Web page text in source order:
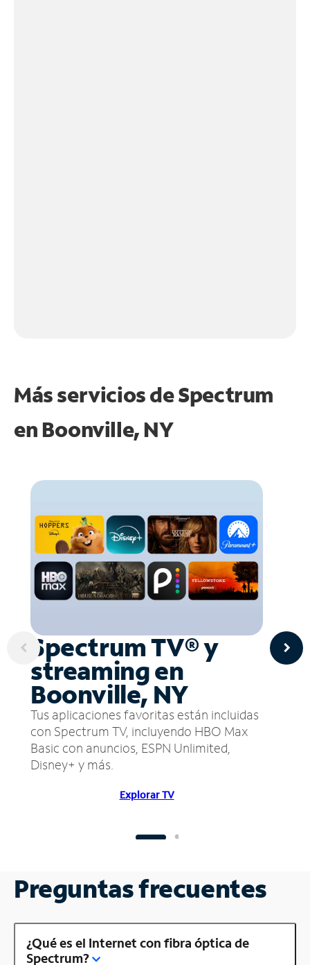
Más servicios de Spectrum
en Boonville, NY
Spectrum TV® y
streaming en
Boonville, NY
Tus aplicaciones favoritas están incluidas
con Spectrum TV, incluyendo HBO Max
Basic con anuncios, ESPN Unlimited,
Disney+ y más.
Explorar TV
Preguntas frecuentes
¿Qué es el Internet con fibra óptica de
Spectrum?